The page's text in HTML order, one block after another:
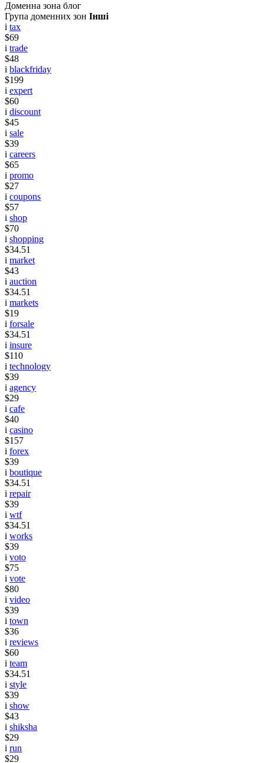
Доменна зона блог
Група доменних зон Інші
i tax
$69
i trade
$48
i blackfriday
$199
i expert
$60
i discount
$45
i sale
$39
i careers
$65
i promo
$27
i coupons
$57
i shop
$70
i shopping
$34.51
i market
$43
i auction
$34.51
i markets
$19
i forsale
$34.51
i insure
$110
i technology
$39
i agency
$29
i cafe
$40
i casino
$157
i forex
$39
i boutique
$34.51
i repair
$39
i wtf
$34.51
i works
$39
i voto
$75
i vote
$80
i video
$39
i town
$36
i reviews
$60
i team
$34.51
i style
$39
i show
$43
i shiksha
$29
i run
$29